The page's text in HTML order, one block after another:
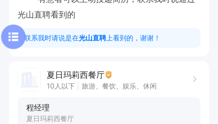
光山直聘看到的
联系我时请说是在光山直聘 上看到的，谢谢！
夏日玛莉西餐厅
10人以下 旅游、餐饮、娱乐、休闲
程经理
夏日玛莉西餐厅